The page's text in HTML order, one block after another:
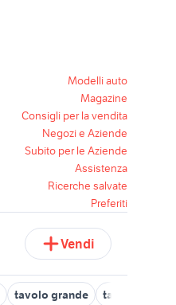
Modelli auto
Magazine
Consigli per la vendita
Negozi e Aziende
Subito per le Aziende
Assistenza
Ricerche salvate
Preferiti
Vendi
tavolo grande tavolo in sicilia